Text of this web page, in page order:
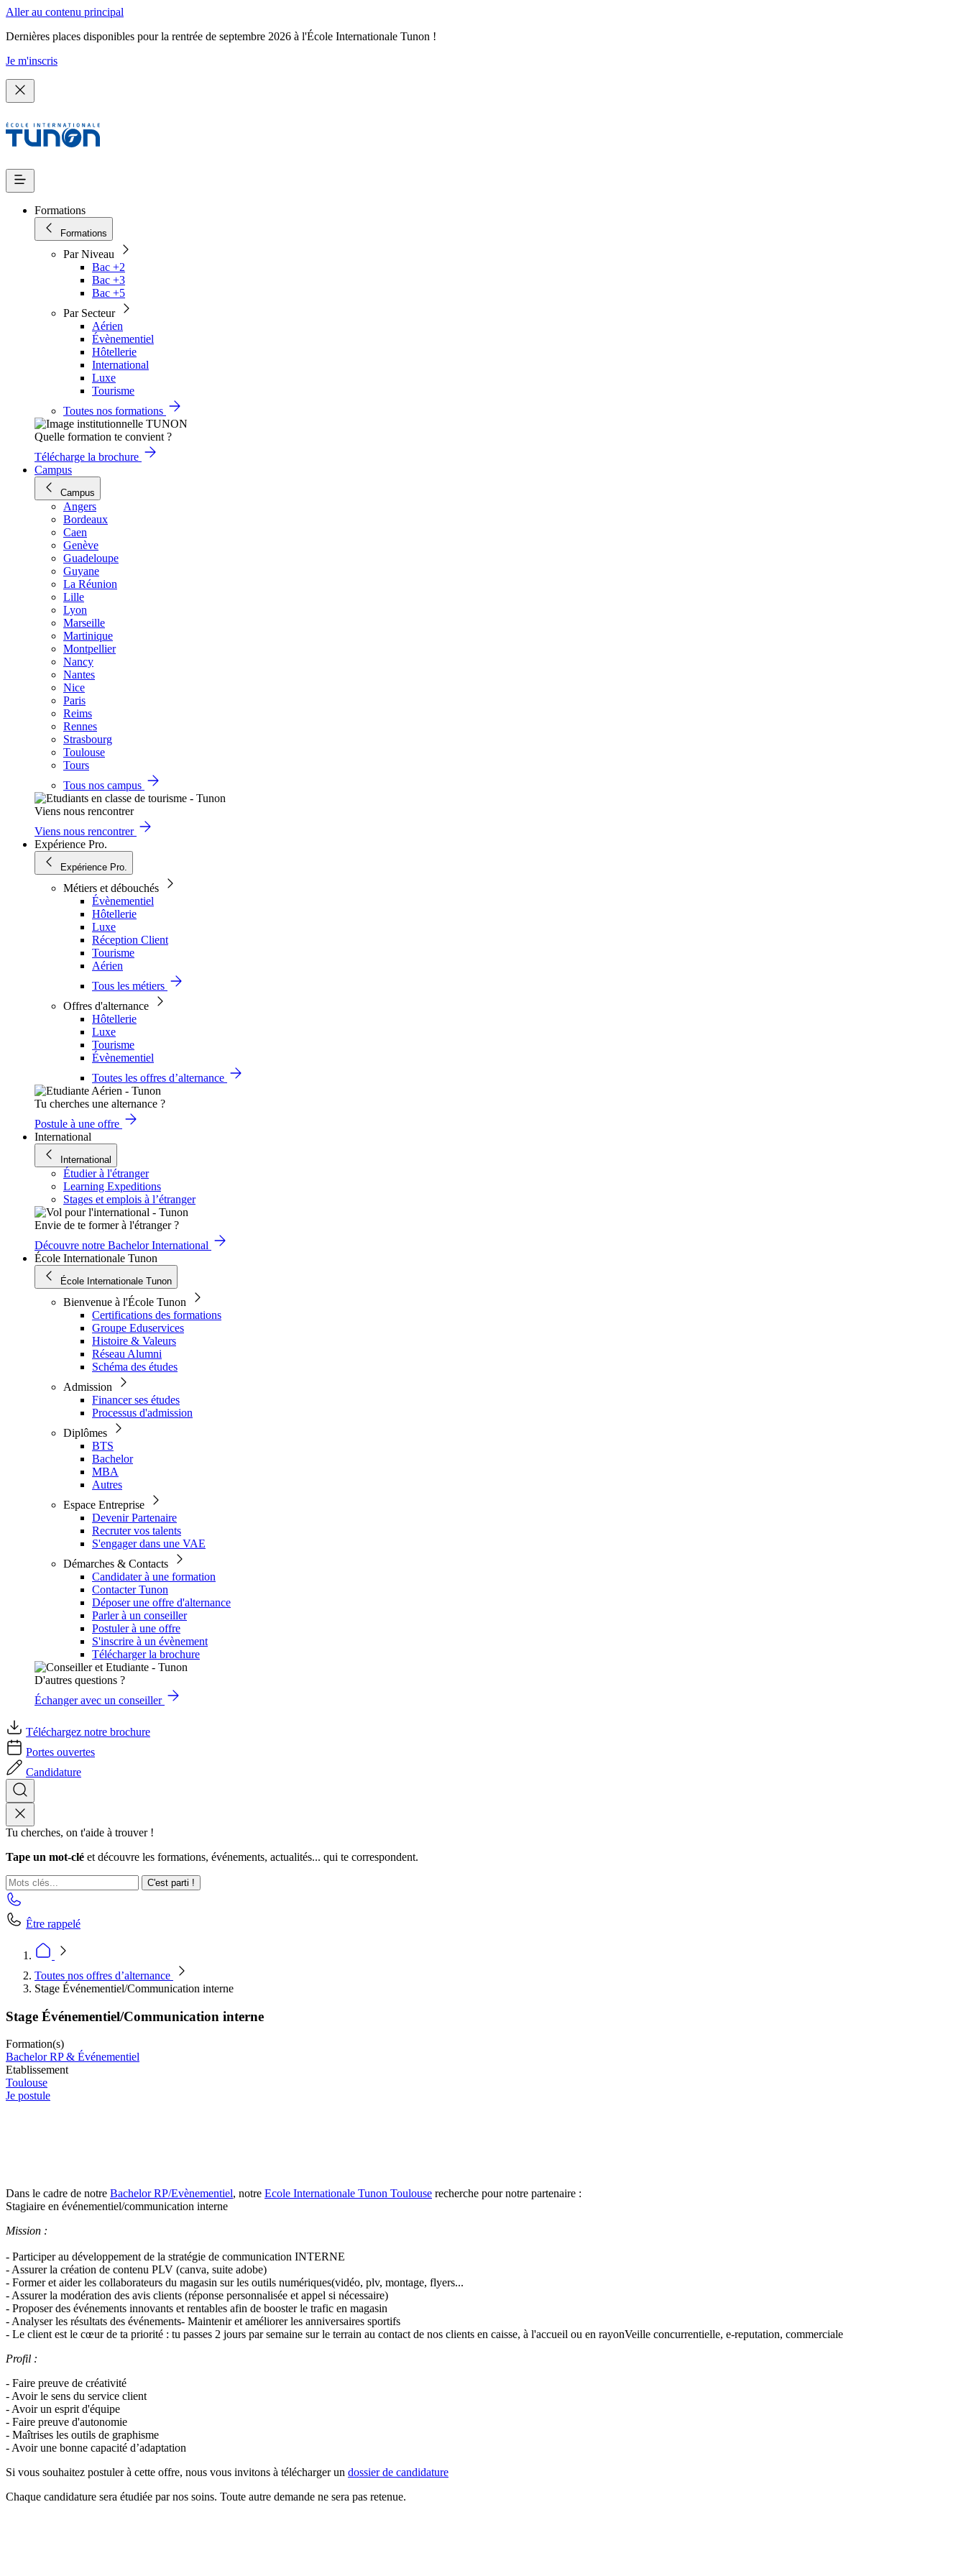
Aller au contenu principal
Dernières places disponibles pour la rentrée de septembre 2026 à l'École Internationale Tunon !
Je m'inscris
Formations
Formations
Par Niveau
Bac +2
Bac +3
Bac +5
Par Secteur
Aérien
Évènementiel
Hôtellerie
International
Luxe
Tourisme
Toutes nos formations
Quelle formation te convient ?
Télécharge la brochure
Campus
Campus
Angers
Bordeaux
Caen
Genève
Guadeloupe
Guyane
La Réunion
Lille
Lyon
Marseille
Martinique
Montpellier
Nancy
Nantes
Nice
Paris
Reims
Rennes
Strasbourg
Toulouse
Tours
Tous nos campus
Viens nous rencontrer
Viens nous rencontrer
Expérience Pro.
Expérience Pro.
Métiers et débouchés
Évènementiel
Hôtellerie
Luxe
Réception Client
Tourisme
Aérien
Tous les métiers
Offres d'alternance
Hôtellerie
Luxe
Tourisme
Évènementiel
Toutes les offres d’alternance
Tu cherches une alternance ?
Postule à une offre
International
International
Étudier à l'étranger
Learning Expeditions
Stages et emplois à l’étranger
Envie de te former à l'étranger ?
Découvre notre Bachelor International
École Internationale Tunon
École Internationale Tunon
Bienvenue à l'École Tunon
Certifications des formations
Groupe Eduservices
Histoire & Valeurs
Réseau Alumni
Schéma des études
Admission
Financer ses études
Processus d'admission
Diplômes
BTS
Bachelor
MBA
Autres
Espace Entreprise
Devenir Partenaire
Recruter vos talents
S'engager dans une VAE
Démarches & Contacts
Candidater à une formation
Contacter Tunon
Déposer une offre d'alternance
Parler à un conseiller
Postuler à une offre
S'inscrire à un évènement
Télécharger la brochure
D'autres questions ?
Échanger avec un conseiller
Téléchargez notre brochure
Portes ouvertes
Candidature
Tu cherches, on t'aide à trouver !
Tape un mot-clé et découvre les formations, événements, actualités... qui te correspondent.
C'est parti !
Être rappelé
Toutes nos offres d’alternance
Stage Événementiel/Communication interne
Stage Événementiel/Communication interne
Formation(s)
Bachelor RP & Événementiel
Etablissement
Toulouse
Je postule
Dans le cadre de notre Bachelor RP/Evènementiel, notre Ecole Internationale Tunon Toulouse recherche pour notre partenaire :
Stagiaire en événementiel/communication interne
Mission :
- Participer au développement de la stratégie de communication INTERNE
- Assurer la création de contenu PLV (canva, suite adobe)
- Former et aider les collaborateurs du magasin sur les outils numériques(vidéo, plv, montage, flyers...
- Assurer la modération des avis clients (réponse personnalisée et appel si nécessaire)
- Proposer des événements innovants et rentables afin de booster le trafic en magasin
- Analyser les résultats des événements- Maintenir et améliorer les anniversaires sportifs
- Le client est le cœur de ta priorité : tu passes 2 jours par semaine sur le terrain au contact de nos clients en caisse, à l'accueil ou en rayonVeille concurrentielle, e-reputation, commerciale
Profil :
- Faire preuve de créativité
- Avoir le sens du service client
- Avoir un esprit d'équipe
- Faire preuve d'autonomie
- Maîtrises les outils de graphisme
- Avoir une bonne capacité d’adaptation
Si vous souhaitez postuler à cette offre, nous vous invitons à télécharger un dossier de candidature
Chaque candidature sera étudiée par nos soins. Toute autre demande ne sera pas retenue.